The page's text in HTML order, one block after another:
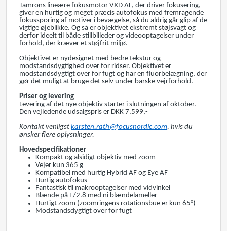
Tamrons lineære fokusmotor VXD AF, der driver fokusering,
giver en hurtig og meget præcis autofokus med fremragende
fokussporing af motiver i bevægelse, så du aldrig går glip af de
vigtige øjeblikke. Og så er objektivet ekstremt støjsvagt og
derfor ideelt til både stillbilleder og videooptagelser under
forhold, der kræver et støjfrit miljø.
Objektivet er nydesignet med bedre tekstur og
modstandsdygtighed over for ridser. Objektivet er
modstandsdygtigt over for fugt og har en fluorbelægning, der
gør det muligt at bruge det selv under barske vejrforhold.
Priser og levering
Levering af det nye objektiv starter i slutningen af ​​oktober.
Den vejledende udsalgspris er DKK 7.599,-
Kontakt venligst karsten.rath@focusnordic.com, hvis du
ønsker flere oplysninger.
Hovedspecifikationer
Kompakt og alsidigt objektiv med zoom
Vejer kun 365 g
Kompatibel med hurtig Hybrid AF og Eye AF
Hurtig autofokus
Fantastisk til makrooptagelser med vidvinkel
Blænde på F/2.8 med ni blændelameller
Hurtigt zoom (zoomringens rotationsbue er kun 65°)
Modstandsdygtigt over for fugt